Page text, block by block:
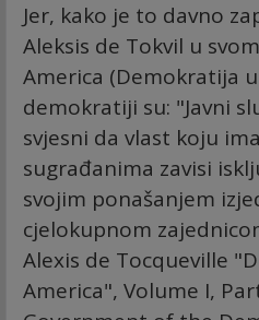
Jer, kako je to davno
Aleksis de Tokvil u
America (Demokratija
demokratiji su: "Javni
svjesni da vlast koju
sugrađanima zavisi
svojim ponašanjem
cjelokupnom
Alexis de Tocqueville
America", Volume I,